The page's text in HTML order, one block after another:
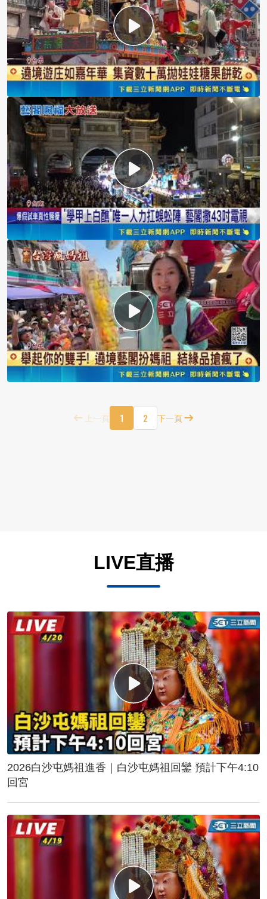
上一頁 1 2 下一頁
LIVE直播
2026白沙屯媽祖進香｜白沙屯媽祖回鑾 預計下午4:10
回宮